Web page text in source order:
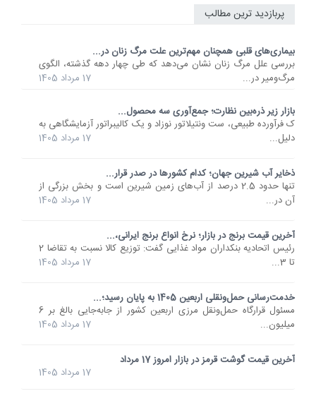
پربازدید ترین مطالب
بیماری‌های قلبی همچنان مهم‌ترین علت مرگ زنان در...
بررسی علل مرگ زنان نشان می‌دهد که طی چهار دهه گذشته، الگوی
مرگ‌ومیر در...
17 مرداد 1405
بازار زیر ذره‌بین نظارت؛ جمع‌آوری سه محصول...
ک فرآورده طبیعی، ست ونتیلاتور نوزاد و یک کالیبراتور آزمایشگاهی به
دلیل...
17 مرداد 1405
ذخایر آب شیرین جهان؛ کدام کشورها در صدر قرار...
تنها حدود 2.5 درصد از آب‌های زمین شیرین است و بخش بزرگی از
آن در...
17 مرداد 1405
آخرین قیمت برنج در بازار؛ نرخ انواع برنج ایرانی،...
رئیس اتحادیه بنکداران مواد غذایی گفت: توزیع کالا نسبت به تقاضا 2
تا 3...
17 مرداد 1405
خدمت‌رسانی حمل‌ونقلی اربعین 1405 به پایان رسید؛...
مسئول قرارگاه حمل‌ونقل مرزی اربعین کشور از جابه‌جایی بالغ بر 6
میلیون...
17 مرداد 1405
آخرین قیمت گوشت قرمز در بازار امروز 17 مرداد
17 مرداد 1405